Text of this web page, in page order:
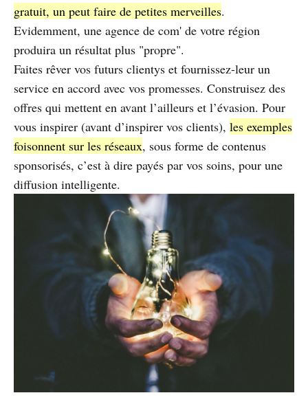
gratuit, un peut faire de petites merveilles.
Evidemment, une agence de com' de votre région
produira un résultat plus "propre".
Faites rêver vos futurs clientys et fournissez-leur un
service en accord avec vos promesses. Construisez des
offres qui mettent en avant l’ailleurs et l’évasion. Pour
vous inspirer (avant d’inspirer vos clients), les exemples
foisonnent sur les réseaux, sous forme de contenus
sponsorisés, c’est à dire payés par vos soins, pour une
diffusion intelligente.